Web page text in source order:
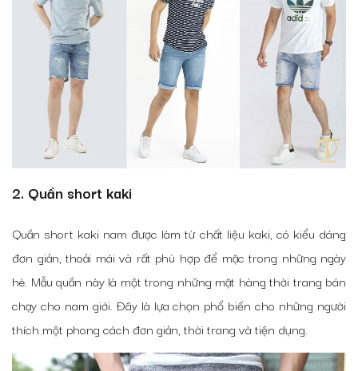
2. Quần short kaki
Quần short kaki nam được làm từ chất liệu kaki, có kiểu dáng
đơn giản, thoải mái và rất phù hợp để mặc trong những ngày
hè. Mẫu quần này là một trong những mặt hàng thời trang bán
chạy cho nam giới. Đây là lựa chọn phổ biến cho những người
thích một phong cách đơn giản, thời trang và tiện dụng.